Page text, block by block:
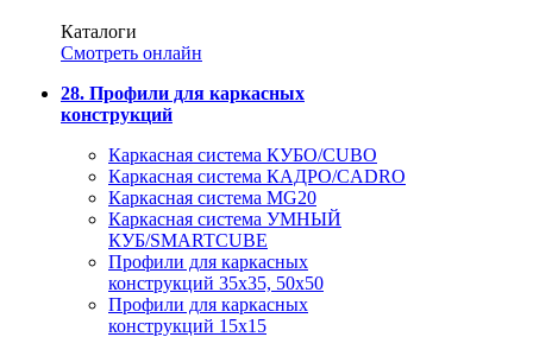
Каталоги
Смотреть онлайн
28. Профили для каркасных
конструкций
Каркасная система КУБО/CUBO
Каркасная система КАДРО/CADRO
Каркасная система MG20
Каркасная система УМНЫЙ
КУБ/SMARTCUBE
Профили для каркасных
конструкций 35x35, 50x50
Профили для каркасных
конструкций 15х15